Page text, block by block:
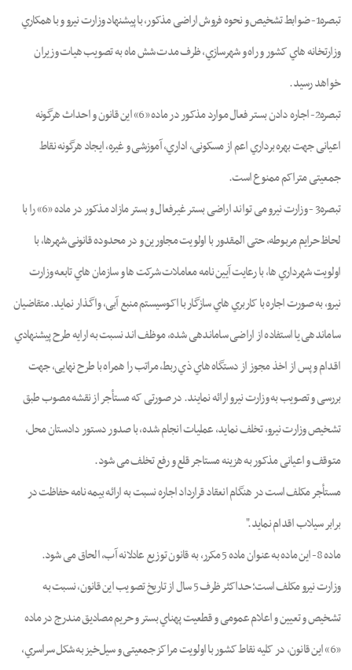
ﺗﺒﺼﺮه1- ﺿﻮاﺑﻂ ﺗﺸﺨﯿﺺ و ﻧﺤﻮه ﻓﺮوش اراﺿﯽ ﻣﺬﮐﻮر، ﺑﺎ ﭘﯿﺸﻨﻬﺎد وزارت ﻧﯿﺮو و ﺑﺎ ﻫﻤﮑﺎري
وزارﺗﺨﺎﻧﻪ ﻫﺎي ﮐﺸﻮر و راه و ﺷﻬﺮﺳﺎزي، ﻇﺮف ﻣﺪت ﺷﺶ ﻣﺎه ﺑﻪ ﺗﺼﻮﯾﺐ ﻫﯿﺎت وزﯾﺮان
ﺧﻮاﻫﺪ رﺳﯿﺪ.
ﺗﺒﺼﺮه2- اﺟﺎره دادن ﺑﺴﺘﺮ ﻓﻌﺎل ﻣﻮارد ﻣﺬﮐﻮر در ﻣﺎده «6» اﯾﻦ ﻗﺎﻧﻮن و اﺣﺪاث ﻫﺮﮔﻮﻧﻪ
اﻋﯿﺎﻧﯽ ﺟﻬﺖ ﺑﻬﺮه ﺑﺮداري اﻋﻢ از ﻣﺴﮑﻮﻧﯽ، اداري، آﻣﻮزﺷﯽ و ﻏﯿﺮه، اﯾﺠﺎد ﻫﺮﮔﻮﻧﻪ ﻧﻘﺎط
ﺟﻤﻌﯿﺘﯽ ﻣﺘﺮاﮐﻢ ﻣﻤﻨﻮع اﺳﺖ.
ﺗﺒﺼﺮه3 - وزارت ﻧﯿﺮو ﻣﯽ ﺗﻮاﻧﺪ اراﺿﯽ ﺑﺴﺘﺮ ﻏﯿﺮﻓﻌﺎل و ﺑﺴﺘﺮ ﻣﺎزاد ﻣﺬﮐﻮر در ﻣﺎده «6» را ﺑﺎ
ﻟﺤﺎظ ﺣﺮاﯾم ﻣﺮﺑﻮﻃﻪ، ﺣﺘﯽ اﻟﻤﻘﺪور ﺑﺎ اوﻟﻮﯾﺖ ﻣﺠﺎورﯾﻦ و در ﻣﺤﺪوده ﻗﺎﻧﻮﻧﯽ ﺷﻬﺮﻫﺎ، ﺑﺎ
اوﻟﻮﯾﺖ ﺷﻬﺮداري ﻫﺎ، ﺑﺎ رﻋﺎﯾﺖ آﯾﯿﻦ نامه ﻣﻌﺎﻣﻼت ﺷﺮﮐﺖ ﻫﺎ و ﺳﺎزﻣﺎن ﻫﺎي ﺗﺎﺑﻌﻪ وزارت
ﻧﯿﺮو، ﺑﻪ ﺻﻮرت اﺟﺎره ﺑﺎ ﮐﺎرﺑﺮي ﻫﺎي ﺳﺎزﮔﺎر ﺑﺎ اﮐﻮﺳﯿﺴﺘﻢ منبع آﺑﯽ، واﮔﺬار ﻧﻤﺎﯾﺪ. ﻣﺘﻘﺎﺿﯿﺎن
ﺳﺎﻣﺎﻧﺪﻫﯽ ﯾﺎ اﺳﺘﻔﺎده از اراﺿﯽ ﺳﺎﻣﺎﻧﺪﻫﯽ ﺷﺪه، ﻣﻮﻇﻒ اﻧﺪ ﻧﺴﺒﺖ ﺑﻪ ارایه ﻃﺮح ﭘﯿﺸﻨﻬﺎدي
اﻗﺪام و ﭘﺲ از اﺧﺬ ﻣﺠﻮز از دﺳﺘﮕﺎه ﻫﺎي ذي رﺑﻂ، ﻣﺮاﺗﺐ را ﻫﻤﺮاه ﺑﺎ ﻃﺮح ﻧﻬﺎﯾﯽ، ﺟﻬﺖ
ﺑﺮرﺳﯽ و ﺗﺼﻮﯾﺐ ﺑﻪ وزارت ﻧﯿﺮو اراﺋﻪ ﻧﻤﺎﯾﻨﺪ. در ﺻﻮرﺗﯽ ﮐﻪ ﻣﺴﺘﺄﺟﺮ از ﻧﻘﺸﻪ ﻣﺼﻮب ﻃﺒﻖ
ﺗﺸﺨﯿﺺ وزارت نیرو، ﺗﺨﻠﻒ ﻧﻤﺎﯾﺪ، ﻋﻤﻠﯿﺎت اﻧﺠﺎم ﺷﺪه، ﺑﺎ ﺻﺪور دﺳﺘﻮر دادﺳﺘﺎن ﻣﺤﻞ،
ﻣﺘﻮﻗﻒ و اﻋﯿﺎﻧﯽ ﻣﺬﮐﻮر ﺑﻪ هزینه مستاجر ﻗﻠﻊ و رﻓﻊ ﺗﺨﻠﻒ ﻣﯽ ﺷﻮد.
مستأجر ﻣﮑﻠﻒ اﺳﺖ در ﻫﻨﮕﺎم اﻧﻌﻘﺎد ﻗﺮارداد اﺟﺎره ﻧﺴﺒﺖ ﺑﻪ اراﺋﻪ ﺑﯿﻤﻪ ﻧﺎﻣﻪ ﺣﻔﺎﻇﺖ در
ﺑﺮاﺑﺮ ﺳﯿﻼب اﻗﺪام ﻧﻤﺎﯾﺪ."
ﻣﺎده 8- اﯾﻦ ﻣﺎده ﺑﻪ ﻋﻨﻮان ﻣﺎده 5 ﻣﮑﺮر، ﺑﻪ ﻗﺎﻧﻮن ﺗﻮزﯾﻊ ﻋﺎدﻻﻧﻪ آب، اﻟﺤﺎق ﻣﯽ ﺷﻮد.
وزارت ﻧﯿﺮو ﻣﮑﻠﻒ اﺳﺖ؛ ﺣﺪاﮐﺜﺮ ﻇﺮف 5 ﺳﺎل از ﺗﺎرﯾﺦ ﺗﺼﻮﯾﺐ اﯾﻦ ﻗﺎﻧﻮن، ﻧﺴﺒﺖ ﺑﻪ
ﺗﺸﺨﯿﺺ و ﺗﻌﯿﯿﻦ و اﻋﻼم ﻋﻤﻮﻣﯽ و ﻗﻄﻌﯿﺖ ﭘﻬﻨﺎي ﺑﺴﺘﺮ و ﺣﺮﯾﻢ ﻣﺼﺎدﯾﻖ ﻣﻨﺪرج در ﻣﺎده
«6» اﯾﻦ ﻗﺎﻧﻮن، در ﮐﻠﯿﻪ ﻧﻘﺎط ﮐﺸﻮر ﺑﺎ اوﻟﻮﯾﺖ ﻣﺮاﮐﺰ ﺟﻤﻌﯿﺘﯽ و ﺳﯿﻞﺧﯿﺰ ﺑﻪ ﺷﮑﻞ ﺳﺮاﺳﺮي،